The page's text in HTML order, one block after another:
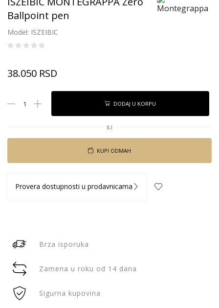
Ballpoint pen
Model: ISZEIBIC
38.050 RSD
DODAJ U KORPU
ILI
KUPI ODMAH
Provera dostupnosti u prodavnicama
Brza isporuka
Zamena u roku od 14 dana
Sigurna kupovina